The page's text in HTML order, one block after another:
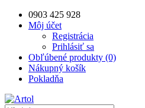
0903 425 928
Môj účet
Registrácia
Prihlásiť sa
Obľúbené produkty (0)
Nákupný košík
Pokladňa